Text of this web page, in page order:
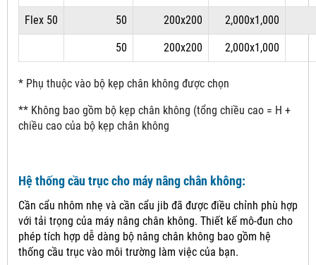
Flex 50 50 200x200 2,000x1,000
50 200x200 2,000x1,000
* Phụ thuộc vào bộ kẹp chân không được chọn
** Không bao gồm bộ kẹp chân không (tổng chiều cao = H +
chiều cao của bộ kẹp chân không
Hệ thống cầu trục cho máy nâng chân không:
Cần cẩu nhôm nhẹ và cần cẩu jib đã được điều chỉnh phù hợp
với tải trọng của máy nâng chân không. Thiết kế mô-đun cho
phép tích hợp dễ dàng bộ nâng chân không bao gồm hệ
thống cầu trục vào môi trường làm việc của bạn.